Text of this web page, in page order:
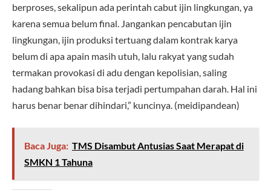
berproses, sekalipun ada perintah cabut ijin lingkungan, ya
karena semua belum final. Jangankan pencabutan ijin
lingkungan, ijin produksi tertuang dalam kontrak karya
belum di apa apain masih utuh, lalu rakyat yang sudah
termakan provokasi di adu dengan kepolisian, saling
hadang bahkan bisa bisa terjadi pertumpahan darah. Hal ini
harus benar benar dihindari,” kuncinya. (meidipandean)
Baca Juga: TMS Disambut Antusias Saat Merapat di
SMKN 1 Tahuna